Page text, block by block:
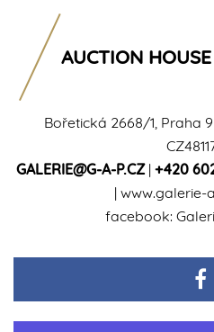
Bořetická 2668/1, Praha
GALERIE@G-A-P.CZ| +420
| www.galerie-
facebook:
AUCTION